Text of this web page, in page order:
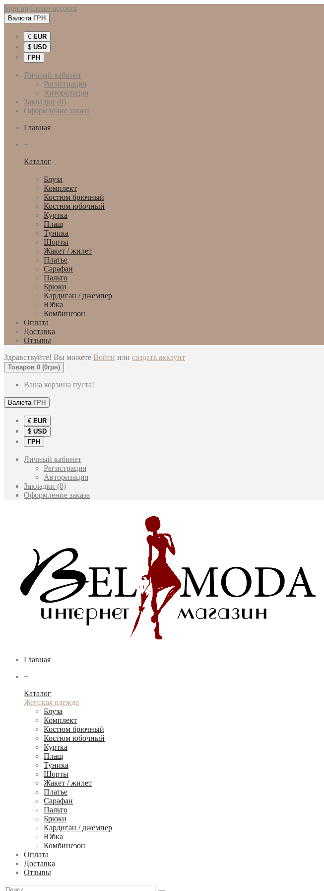
Sign up Create account
Валюта ГРН
€ EUR
$ USD
ГРН
Личный кабинет
Регистрация
Авторизация
Закладки (0)
Оформление заказа
Главная
+
Каталог
Блуза
Комплект
Костюм брючный
Костюм юбочный
Куртка
Плащ
Туника
Шорты
Жакет / жилет
Платье
Сарафан
Пальто
Брюки
Кардиган / джемпер
Юбка
Комбинезон
Оплата
Доставка
Отзывы
Здравствуйте! Вы можете Войти или создать аккаунт
Товаров 0 (0грн)
Ваша корзина пуста!
Валюта ГРН
€ EUR
$ USD
ГРН
Личный кабинет
Регистрация
Авторизация
Закладки (0)
Оформление заказа
Главная
+
Каталог
Женская одежда
Блуза
Комплект
Костюм брючный
Костюм юбочный
Куртка
Плащ
Туника
Шорты
Жакет / жилет
Платье
Сарафан
Пальто
Брюки
Кардиган / джемпер
Юбка
Комбинезон
Оплата
Доставка
Отзывы